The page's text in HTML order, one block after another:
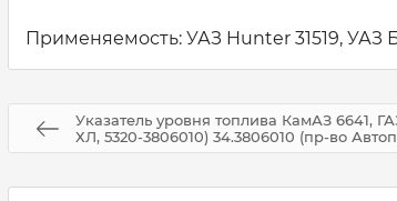
Применяемость: УАЗ Hunter 31519, УАЗ
Указатель уровня топлива КамАЗ 6641,
ХЛ, 5320-3806010) 34.3806010 (пр-во